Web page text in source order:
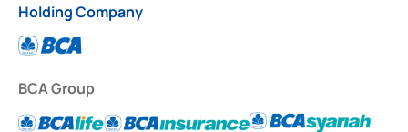
Holding Company
BCA Group